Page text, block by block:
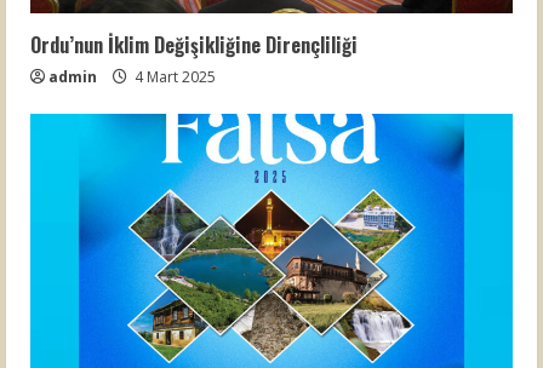
Ordu’nun İklim Değişikliğine Dirençliliği
admin 4 Mart 2025